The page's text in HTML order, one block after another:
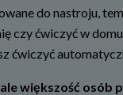
do nastroju,
czy ćwiczyć w
ćwiczyć
większość osób